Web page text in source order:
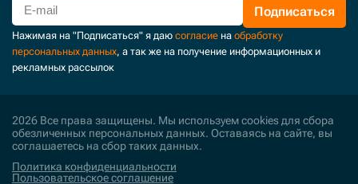
Подписаться
Нажимая на "Подписаться" я даю согласие на обработку
персональных данных, а так же на получение информационных и
рекламных рассылок
2026 Все права защищены. Мы используем cookies для сбора
обезличенных персональных данных. Оставаясь на сайте, вы
соглашаетесь на сбор таких данных.
Политика конфиденциальности
Пользовательское соглашение